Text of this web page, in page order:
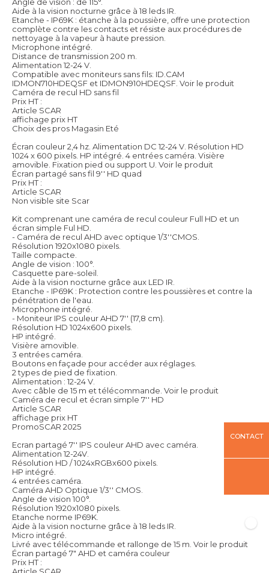
Aide à la vision nocturne grâce à 18 leds IR.
Etanche - IP69K : étanche à la poussière, offre une protection
complète contre les contacts et résiste aux procédures de
nettoyage à la vapeur à haute pression.
Microphone intégré.
Distance de transmission 200 m.
Alimentation 12-24 V.
Compatible avec moniteurs sans fils: ID.CAM
IDMON710HDEQSF et IDMON910HDEQSF. Voir le produit
Caméra de recul HD sans fil
Prix HT :
Article SCAR
affichage prix HT
Choix des pros Magasin Eté
Écran couleur 2,4 hz. Alimentation DC 12-24 V. Résolution HD
1024 x 600 pixels. HP intégré. 4 entrées caméra. Visière
amovible. Fixation pied ou support U. Voir le produit
Écran partagé sans fil 9'' HD quad
Prix HT :
Article SCAR
Non visible site Scar
Kit comprenant une caméra de recul couleur Full HD et un
écran simple Ful HD.
- Caméra de recul AHD avec optique 1/3''CMOS.
Résolution 1920x1080 pixels.
Taille compacte.
Angle de vision : 100°.
Casquette pare-soleil.
Aide à la vision nocturne grâce aux LED IR.
Etanche - IP69K : Protection contre les poussières et contre la
pénétration de l'eau.
Microphone intégré.
- Moniteur IPS couleur AHD 7'' (17,8 cm).
Résolution HD 1024x600 pixels.
HP intégré.
Visière amovible.
3 entrées caméra.
Boutons en façade pour accéder aux réglages.
2 types de pied de fixation.
Alimentation : 12-24 V.
Avec câble de 15 m et télécommande. Voir le produit
Caméra de recul et écran simple 7'' HD
Article SCAR
affichage prix HT
PromoSCAR 2025
Ecran partagé 7'' IPS couleur AHD avec caméra.
Alimentation 12-24V.
Résolution HD / 1024xRGBx600 pixels.
HP intégré.
4 entrées caméra.
Caméra AHD Optique 1/3'' CMOS.
Angle de vision 100°.
Résolution 1920x1080 pixels.
Etanche norme IP69K.
Aide à la vision nocturne grâce à 18 leds IR.
Micro intégré.
Livré avec télécommande et rallonge de 15 m. Voir le produit
Écran partagé 7" AHD et caméra couleur
Prix HT :
Article SCAR
CONTACT